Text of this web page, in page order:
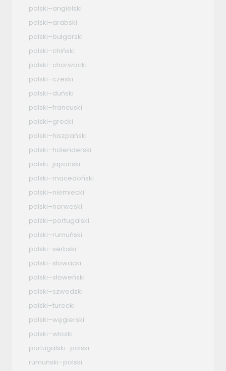
polski–angielski
polski–arabski
polski–bułgarski
polski–chiński
polski–chorwacki
polski–czeski
polski–duński
polski–francuski
polski–grecki
polski–hiszpański
polski–holenderski
polski–japoński
polski–macedoński
polski–niemiecki
polski–norweski
polski–portugalski
polski–rumuński
polski–serbski
polski–słowacki
polski–słoweński
polski–szwedzki
polski–turecki
polski–węgierski
polski–włoski
portugalski–polski
rumuński–polski